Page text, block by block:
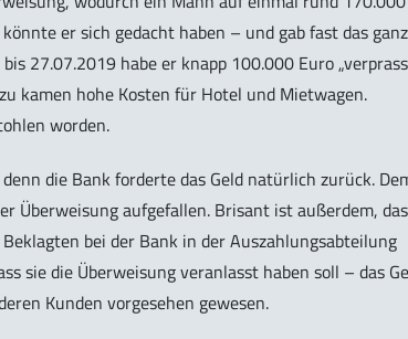
er sich gedacht haben – und gab fast das
27.07.2019 habe er knapp 100.000 Euro
kamen hohe Kosten für Hotel und Mietwagen.
worden.
die Bank forderte das Geld natürlich zurück.
Überweisung aufgefallen. Brisant ist außerdem,
bei der Bank in der Auszahlungsabteilung
sie die Überweisung veranlasst haben soll – das
Kunden vorgesehen gewesen.